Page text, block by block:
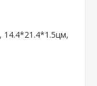
14.4*21.4*1.5цм,